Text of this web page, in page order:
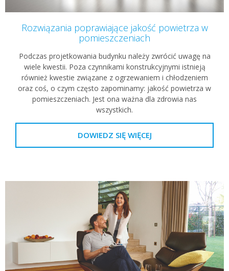
Rozwiązania poprawiające jakość powietrza w
pomieszczeniach
Podczas projetkowania budynku należy zwrócić uwagę na
wiele kwestii. Poza czynnikami konstrukcyjnymi istnieją
również kwestie związane z ogrzewaniem i chłodzeniem
oraz coś, o czym często zapominamy: jakość powietrza w
pomieszczeniach. Jest ona ważna dla zdrowia nas
wszystkich.
DOWIEDZ SIĘ WIĘCEJ